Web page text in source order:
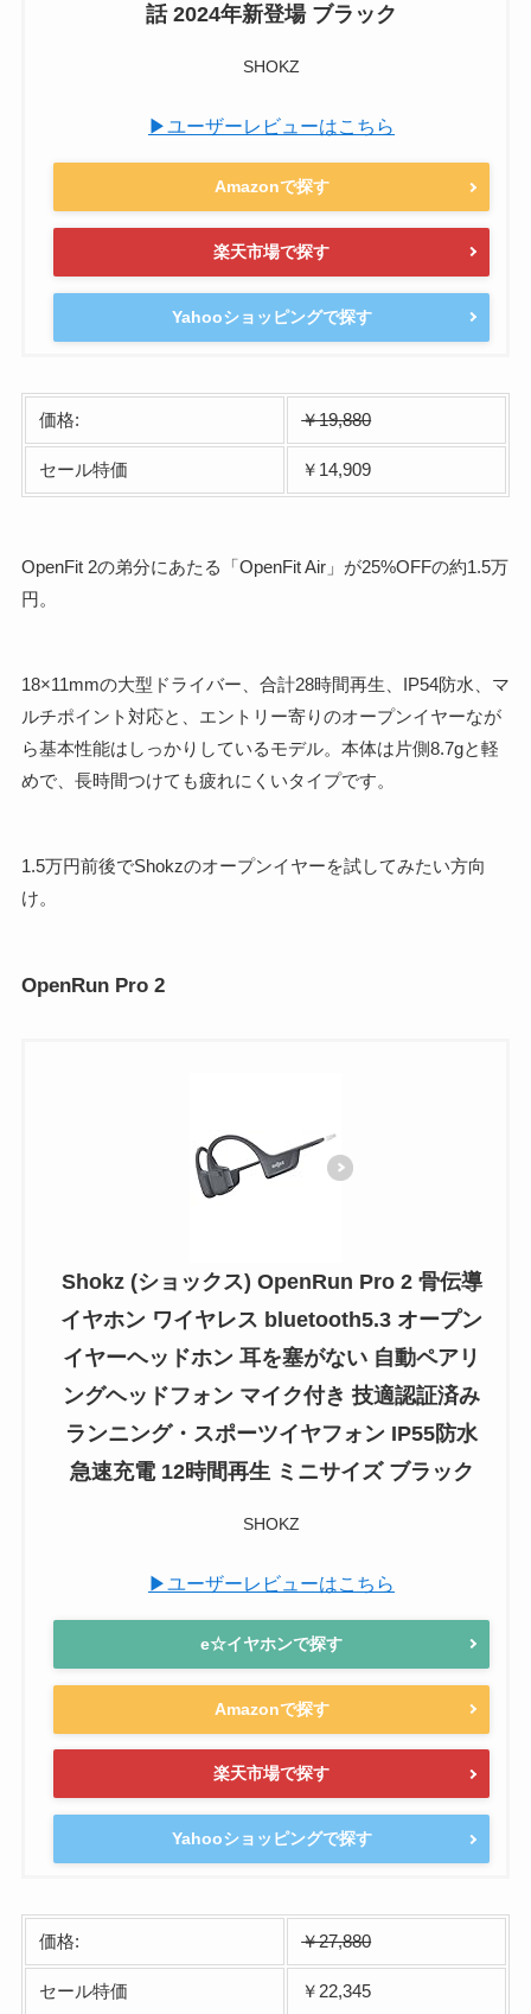
話 2024年新登場 ブラック
SHOKZ
▶ユーザーレビューはこちら
Amazonで探す
楽天市場で探す
Yahooショッピングで探す
価格: ￥19,880
セール特価 ￥14,909
OpenFit 2の弟分にあたる「OpenFit Air」が25%OFFの約1.5万
円。
18×11mmの大型ドライバー、合計28時間再生、IP54防水、マ
ルチポイント対応と、エントリー寄りのオープンイヤーなが
ら基本性能はしっかりしているモデル。本体は片側8.7gと軽
めで、長時間つけても疲れにくいタイプです。
1.5万円前後でShokzのオープンイヤーを試してみたい方向
け。
OpenRun Pro 2
Shokz (ショックス) OpenRun Pro 2 骨伝導
イヤホン ワイヤレス bluetooth5.3 オープン
イヤーヘッドホン 耳を塞がない 自動ペアリ
ングヘッドフォン マイク付き 技適認証済み
ランニング・スポーツイヤフォン IP55防水
急速充電 12時間再生 ミニサイズ ブラック
SHOKZ
▶ユーザーレビューはこちら
e☆イヤホンで探す
Amazonで探す
楽天市場で探す
Yahooショッピングで探す
価格: ￥27,880
セール特価 ￥22,345